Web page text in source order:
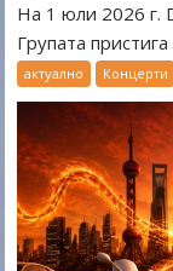
На 1 юли 2026 г.
Групата
актуално Концерти